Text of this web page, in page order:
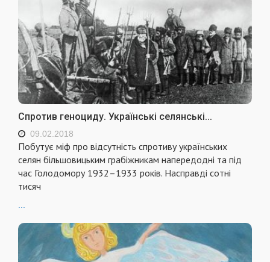
Спротив геноциду. Українські селянські...
09.02.2018
Побутує міф про відсутність спротиву українських
селян більшовицьким грабіжникам напередодні та під
час Голодомору 1932–1933 років. Насправді сотні
тисяч